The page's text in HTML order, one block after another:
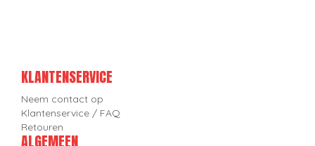
KLANTENSERVICE
Neem contact op
Klantenservice / FAQ
Retouren
ALGEMEEN